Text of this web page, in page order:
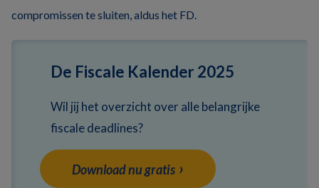
compromissen te sluiten, aldus het FD.
De Fiscale Kalender 2025
Wil jij het overzicht over alle belangrijke
fiscale deadlines?
Download nu gratis